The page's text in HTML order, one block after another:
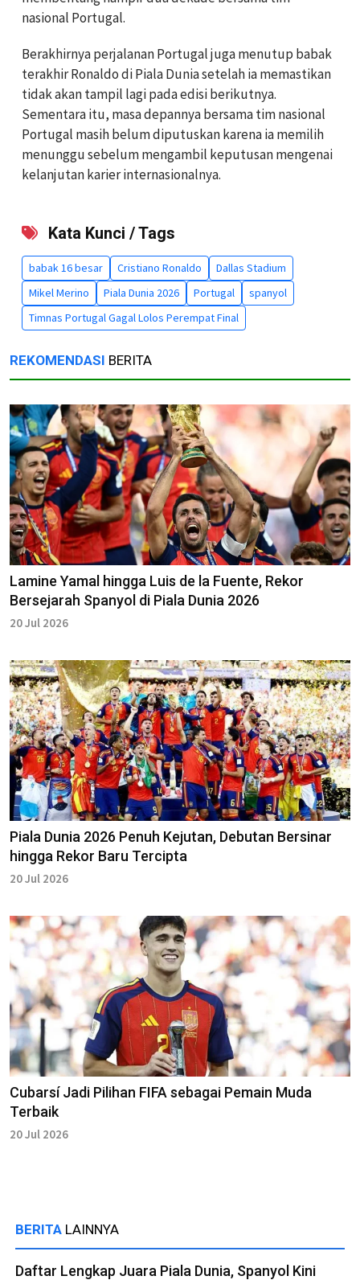
nasional Portugal.
Berakhirnya perjalanan Portugal juga menutup babak
terakhir Ronaldo di Piala Dunia setelah ia memastikan
tidak akan tampil lagi pada edisi berikutnya.
Sementara itu, masa depannya bersama tim nasional
Portugal masih belum diputuskan karena ia memilih
menunggu sebelum mengambil keputusan mengenai
kelanjutan karier internasionalnya.
Kata Kunci / Tags
babak 16 besar Cristiano Ronaldo
Dallas Stadium
Mikel Merino
Piala Dunia 2026 Portugal
spanyol
Timnas Portugal Gagal Lolos Perempat Final
REKOMENDASI BERITA
Lamine Yamal hingga Luis de la Fuente, Rekor
Bersejarah Spanyol di Piala Dunia 2026
20 Jul 2026
Piala Dunia 2026 Penuh Kejutan, Debutan Bersinar
hingga Rekor Baru Tercipta
20 Jul 2026
Cubarsí Jadi Pilihan FIFA sebagai Pemain Muda
Terbaik
20 Jul 2026
BERITA LAINNYA
Daftar Lengkap Juara Piala Dunia, Spanyol Kini